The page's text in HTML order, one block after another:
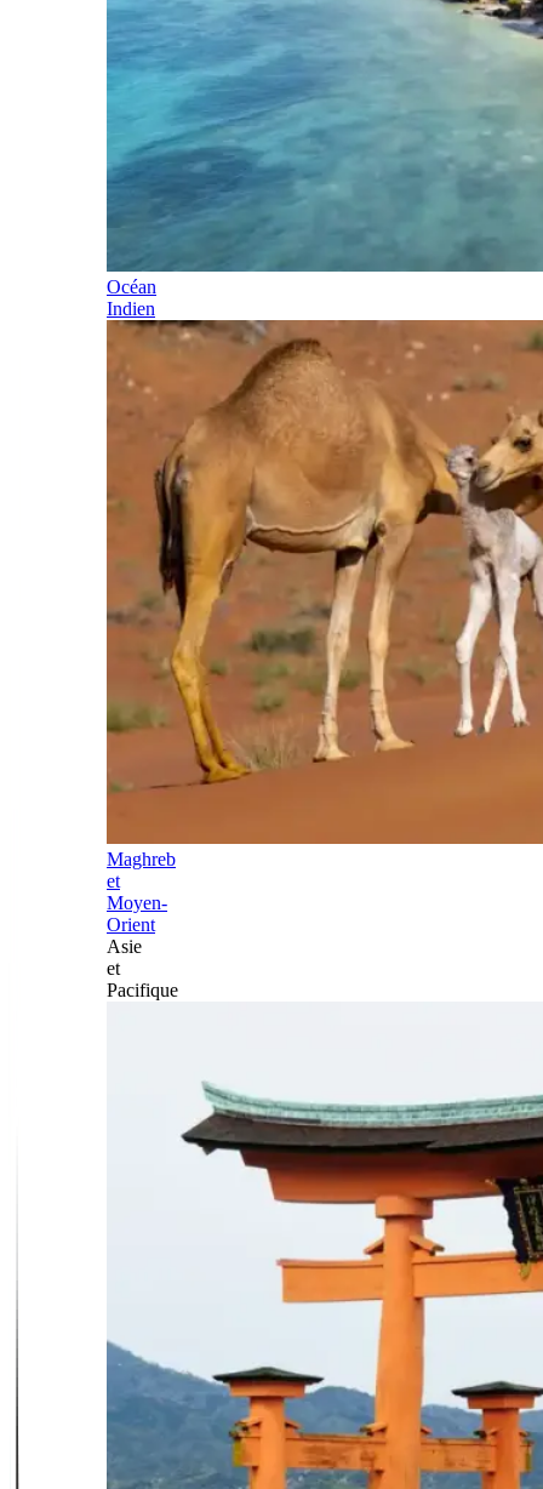
Océan
Indien
Maghreb
et
Moyen-
Orient
Asie
et
Pacifique